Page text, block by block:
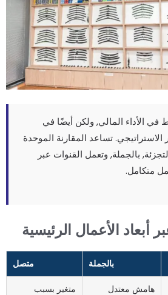
الأداء المالي, ولكن أيضًا في
تساعد المقارنة الموحدة
بالجملة, وتعمل القنوات عبر
متكامل.
الأعمال الرئيسية
بالجملة متصل
هامش معتدل
متغير بسبب